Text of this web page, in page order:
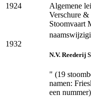
1924
Algemene
Verschure
Stoomvaart
1932
N.V. Reederij
" (19
namen:
een